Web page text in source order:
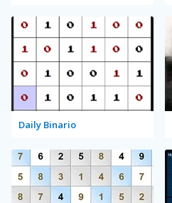
Daily Binario